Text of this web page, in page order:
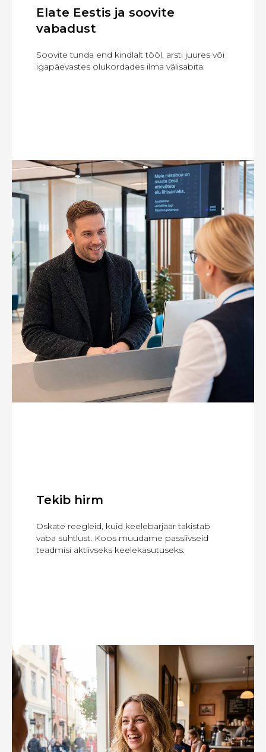
Elate Eestis ja soovite
vabadust
Soovite tunda end kindlalt tööl, arsti juures või
igapäevastes olukordades ilma välisabita.
Tekib hirm
Oskate reegleid, kuid keelebarjäär takistab
vaba suhtlust. Koos muudame passiivseid
teadmisi aktiivseks keelekasutuseks.